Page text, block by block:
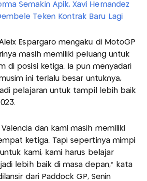
Semakin Apik, Xavi Hernandez
Teken Kontrak Baru Lagi
Espargaro mengaku di MotoGP
masih memiliki peluang untuk
di posisi ketiga. Ia pun menyadari
ini terlalu besar untuknya,
pelajaran untuk tampil lebih baik
dan kami masih memiliki
ketiga. Tapi sepertinya mimpi
kami, kami harus belajar
lebih baik di masa depan," kata
dari Paddock GP, Senin